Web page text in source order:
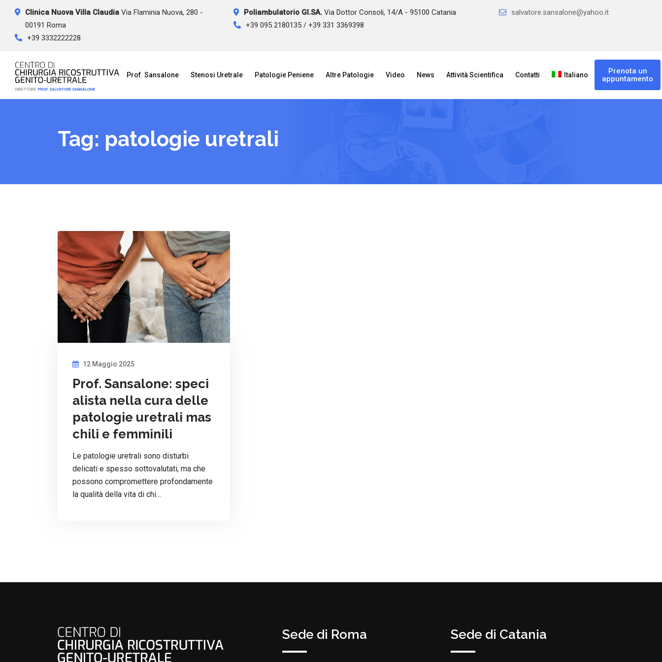
Clinica Nuova Villa Claudia Via Flaminia Nuova, 280 -
00191 Roma
+39 3332222228
Poliambulatorio GI.SA.Via Dottor Consoli, 14/A - 95100 Catania
+39 095 2180135 / +39 331 3369398
salvatore.sansalone@yahoo.it
Prof. Sansalone Stenosi Uretrale Patologie Peniene Altre Patologie Video News Attività Scientifica Contatti Italiano
Prenota un
appuntamento
Tag: patologie uretrali
12 Maggio 2025
Prof. Sansalone: speci
alista nella cura delle
patologie uretrali mas
chili e femminili
Le patologie uretrali sono disturbi
delicati e spesso sottovalutati, ma che
possono compromettere profondamente
la qualità della vita di chi…
Sede di Roma Sede di Catania